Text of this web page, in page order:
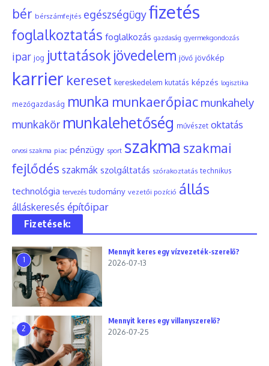
bér bérszámfejtés egészségügyfizetés
foglalkoztatás foglalkozás gazdaság gyermekgondozás
ipar jog juttatások jövedelem jövő jövőkép
karrier kereset kereskedelem kutatás képzés logisztika
mezőgazdaság munka munkaerőpiac munkahely
munkakör munkalehetőség művészet oktatás
orvosi szakma piac pénzügy sport szakma szakmai
fejlődés szakmák szolgáltatás szórakoztatás technikus
technológia tervezés tudomány vezetői pozíció állás
álláskeresés építőipar
Fizetések:
1
Mennyit keres egy vízvezeték-szerelő?
2026-07-13
2
Mennyit keres egy villanyszerelő?
2026-07-25